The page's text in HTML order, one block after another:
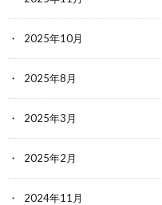
2025年10月
2025年8月
2025年3月
2025年2月
2024年11月